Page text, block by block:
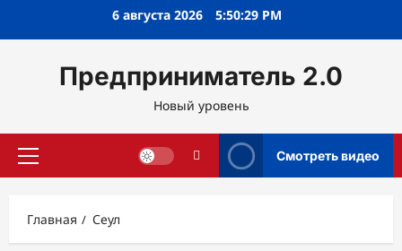
6 августа 2026 5:50:29 PM
Предприниматель 2.0
Новый уровень
Основное
Смотреть видео
Главная Сеул